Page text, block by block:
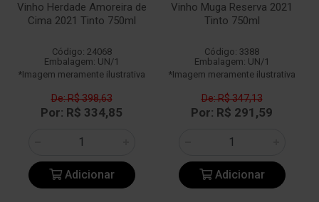
Vinho Herdade Amoreira de
Cima 2021 Tinto 750ml
Código: 24068
Embalagem: UN/1
*Imagem meramente ilustrativa
De: R$ 398,63
Por: R$ 334,85
Adicionar
Vinho Muga Reserva 2021
Tinto 750ml
Código: 3388
Embalagem: UN/1
*Imagem meramente ilustrativa
De: R$ 347,13
Por: R$ 291,59
Adicionar